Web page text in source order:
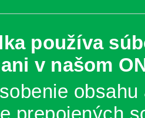
používa
v našom